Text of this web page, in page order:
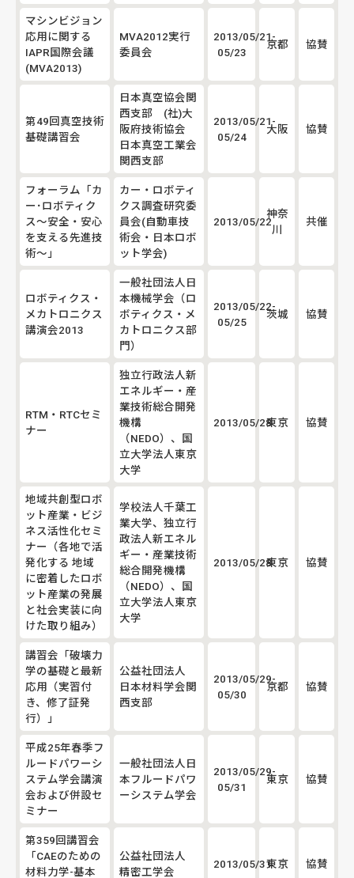
マシンビジョン
応用に関する
IAPR国際会議
(MVA2013)
MVA2012実行
委員会
2013/05/21-
05/23
京都 協賛
第49回真空技術
基礎講習会
日本真空協会関
西支部 (社)大
阪府技術協会
日本真空工業会
関西支部
2013/05/21-
05/24
大阪 協賛
フォーラム「カ
ー･ロボティク
ス～安全・安心
を支える先進技
術～」
カー・ロボティ
クス調査研究委
員会(自動車技
術会・日本ロボ
ット学会)
2013/05/22
神奈
川
共催
ロボティクス・
メカトロニクス
講演会2013
一般社団法人日
本機械学会（ロ
ボティクス・メ
カトロニクス部
門）
2013/05/22-
05/25
茨城 協賛
RTM・RTCセミ
ナー
独立行政法人新
エネルギー・産
業技術総合開発
機構
（NEDO）、国
立大学法人東京
大学
2013/05/28東京 協賛
地域共創型ロボ
ット産業・ビジ
ネス活性化セミ
ナー（各地で活
発化する 地域
に密着したロボ
ット産業の発展
と社会実装に向
けた取り組み）
学校法人千葉工
業大学、独立行
政法人新エネル
ギー・産業技術
総合開発機構
（NEDO）、国
立大学法人東京
大学
2013/05/28東京 協賛
講習会「破壊力
学の基礎と最新
応用（実習付
き、修了証発
行）」
公益社団法人
日本材料学会関
西支部
2013/05/29-
05/30
京都 協賛
平成25年春季フ
ルードパワーシ
ステム学会講演
会および併設セ
ミナー
一般社団法人日
本フルードパワ
ーシステム学会
2013/05/29-
05/31
東京 協賛
第359回講習会
「CAEのための
材料力学-基本
公益社団法人
精密工学会
2013/05/31東京 協賛